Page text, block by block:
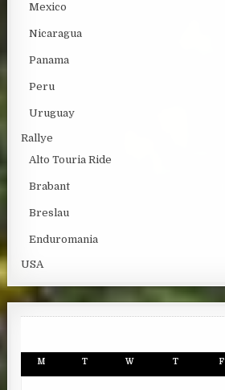
Mexico
Nicaragua
Panama
Peru
Uruguay
Rallye
Alto Touria Ride
Brabant
Breslau
Enduromania
USA
M T W T F